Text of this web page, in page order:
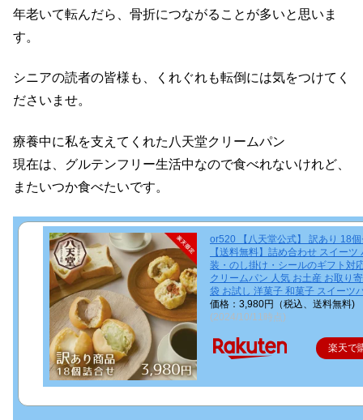
年老いて転んだら、骨折につながることが多いと思いま
す。
シニアの読者の皆様も、くれぐれも転倒には気をつけてく
ださいませ。
療養中に私を支えてくれた八天堂クリームパン
現在は、グルテンフリー生活中なので食べれないけれど、
またいつか食べたいです。
or520 【八天堂公式】 訳あり 18
【送料無料】詰め合わせ スイーツ
装・のし掛け・シールのギフト対
クリームパン 人気 お土産 お取り
袋 お試し 洋菓子 和菓子 スイーツ
価格：3,980円（税込、送料無料)
(2024/10/11時点)
楽天で